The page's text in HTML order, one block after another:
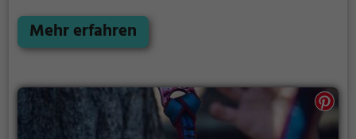
Erdboden erwartet dich eine Welt voller Abenteuer
und Erlebnis. Der Nordseekletterpark bietet sowohl
Menge Platz für Sport und Spaß.
Mehr erfahren